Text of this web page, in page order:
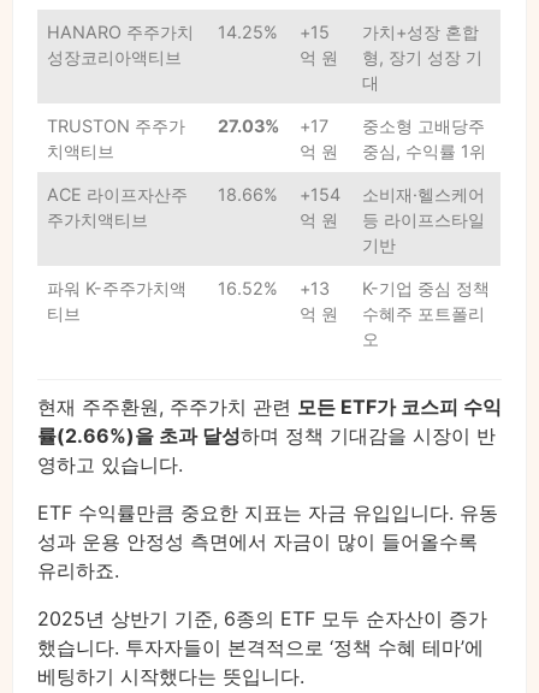
HANARO 주주가치
성장코리아액티브
14.25%
+15
억 원
가치+성장 혼합
형, 장기 성장 기
대
TRUSTON 주주가
치액티브
27.03%
+17
억 원
중소형 고배당주
중심, 수익률 1위
ACE 라이프자산주
주가치액티브
18.66%
+154
억 원
소비재·헬스케어
등 라이프스타일
기반
파워 K-주주가치액
티브
16.52%
+13
억 원
K-기업 중심 정책
수혜주 포트폴리
오
현재 주주환원, 주주가치 관련 모든 ETF가 코스피 수익
률(2.66%)을 초과 달성하며 정책 기대감을 시장이 반
영하고 있습니다.
ETF 수익률만큼 중요한 지표는 자금 유입입니다. 유동
성과 운용 안정성 측면에서 자금이 많이 들어올수록
유리하죠.
2025년 상반기 기준, 6종의 ETF 모두 순자산이 증가
했습니다. 투자자들이 본격적으로 ‘정책 수혜 테마’에
베팅하기 시작했다는 뜻입니다.